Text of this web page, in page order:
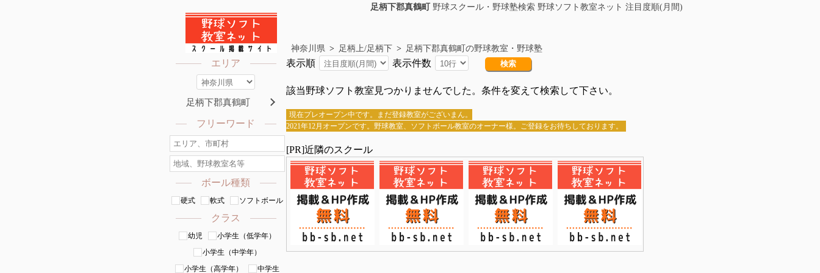
足柄下郡真鶴町 野球スクール・野球塾検索 野球ソフト教室ネット 注目度順(月間)
神奈川県 > 足柄上/足柄下 > 足柄下郡真鶴町の野球教室・野球塾
エリア
足柄下郡真鶴町
フリーワード
ボール種類
硬式 軟式 ソフトボール
クラス
幼児
小学生（低学年）
小学生（中学年）
小学生（高学年）
中学生
表示順 表示件数
該当野球ソフト教室見つかりませんでした。条件を変えて検索して下さい。
現在プレオープン中です。まだ登録教室がございまん。
2021年12月オープンです。野球教室、ソフトボール教室のオーナー様。ご登録をお待ちしております。
[PR]近隣のスクール